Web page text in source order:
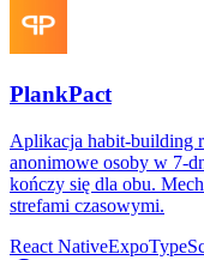
PlankPact
Aplikacja habit-building
anonimowe osoby w 7-
kończy się dla obu.
strefami czasowymi.
React NativeExpo